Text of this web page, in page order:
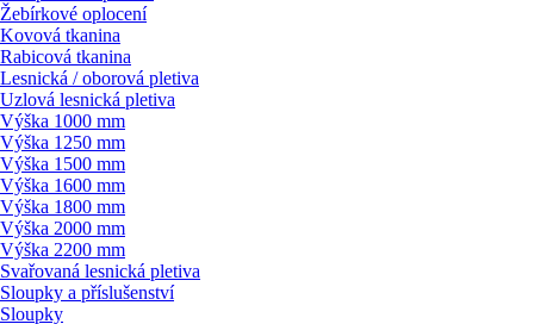
Žebírkové oplocení
Kovová tkanina
Rabicová tkanina
Lesnická / oborová pletiva
Uzlová lesnická pletiva
Výška 1000 mm
Výška 1250 mm
Výška 1500 mm
Výška 1600 mm
Výška 1800 mm
Výška 2000 mm
Výška 2200 mm
Svařovaná lesnická pletiva
Sloupky a příslušenství
Sloupky